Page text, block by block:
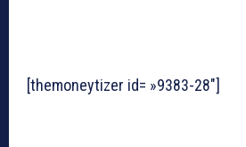
[themoneytizer id= »9383-28″]